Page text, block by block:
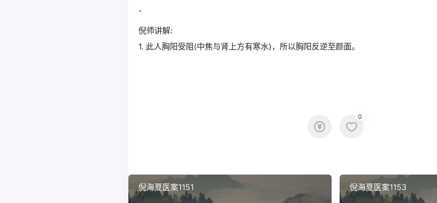
-
倪师讲解:
1. 此人胸阳受阻(中焦与肾上方有寒水)，所以胸阳反逆至颜面。
0
倪海夏医案1151 倪海夏医案1153